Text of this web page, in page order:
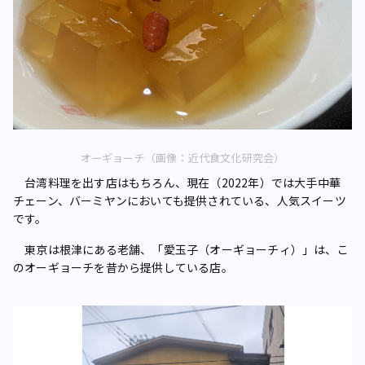
オーギョーチ（画像：近代食文化研究会）
台湾料理を出す店はもちろん、現在（2022年）では大手中華
チェーン、バーミヤンにおいても提供されている、人気スイーツ
です。
東京は根津にある老舗、「愛玉子（オーギョーチィ）」は、こ
のオーギョーチを昔から提供している店。